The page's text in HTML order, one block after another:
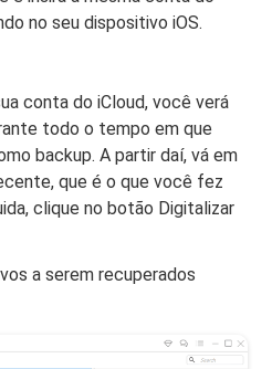
no seu dispositivo iOS.
conta do iCloud, você verá
todo o tempo em que
backup. A partir daí, vá em
que é o que você fez
clique no botão Digitalizar
a serem recuperados